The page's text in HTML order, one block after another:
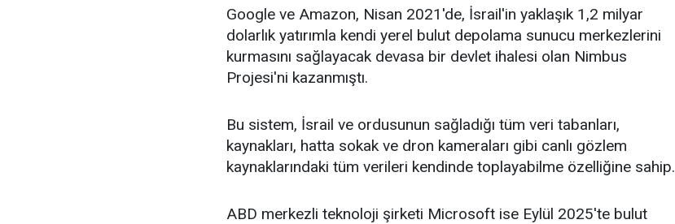
Google ve Amazon, Nisan 2021'de, İsrail'in yaklaşık 1,2 milyar
dolarlık yatırımla kendi yerel bulut depolama sunucu merkezlerini
kurmasını sağlayacak devasa bir devlet ihalesi olan Nimbus
Projesi'ni kazanmıştı.
Bu sistem, İsrail ve ordusunun sağladığı tüm veri tabanları,
kaynakları, hatta sokak ve dron kameraları gibi canlı gözlem
kaynaklarındaki tüm verileri kendinde toplayabilme özelliğine sahip.
ABD merkezli teknoloji şirketi Microsoft ise Eylül 2025'te bulut